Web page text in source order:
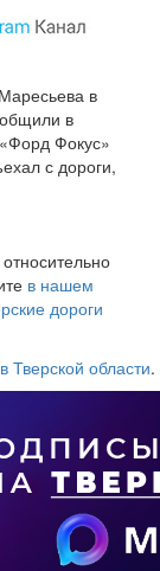
в
в
Фокус»
с дороги,
в нашем
дороги
Тверской области.